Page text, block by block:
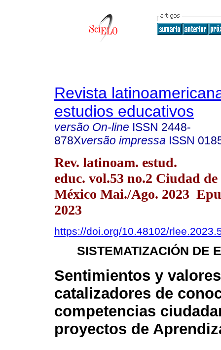
Revista
estudios educativos
versão On-line ISSN 2448-
878Xversão impressa ISSN
Rev. latinoam. estud.
educ. vol.53 no.2 Ciudad de
México Mai./Ago. 2023
2023
https://doi.org/10.48102/
SISTEMATIZACIÓN DE
Sentimientos y
catalizadores de
competencias
proyectos de